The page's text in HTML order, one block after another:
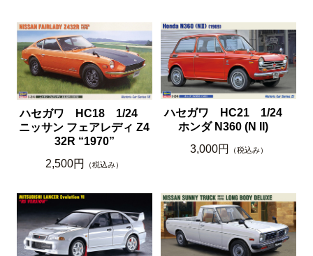
ハセガワ HC18 1/24
ニッサン フェアレディ Z4
32R “1970”
2,500円
（税込み）
ハセガワ HC21 1/24
ホンダ N360 (N II)
3,000円
（税込み）